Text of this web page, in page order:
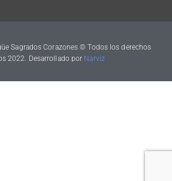
Sagrados Corazones © Todos los derechos
2022. Desarrollado por Narviz